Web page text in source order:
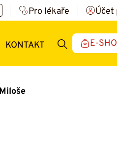
Pro lékaře Účet
KONTAKT E-